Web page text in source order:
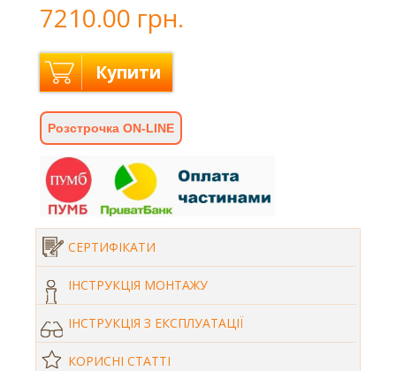
7210.00 грн.
Купити
Розстрочка ON-LINE
СЕРТИФІКАТИ
ІНСТРУКЦІЯ МОНТАЖУ
ІНСТРУКЦІЯ З ЕКСПЛУАТАЦІЇ
КОРИСНІ СТАТТІ